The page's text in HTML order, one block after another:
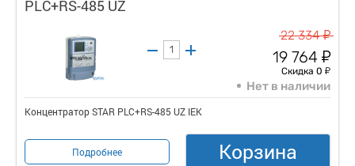
PLC+RS-485 UZ
22 334у
19 764 у
Скидка 0 у
Нет в наличии
Концентратор STAR PLC+RS-485 UZ IEK
Подробнее Корзина